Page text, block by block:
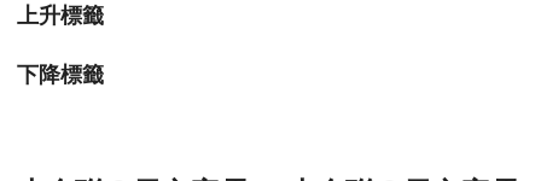
上升標籤
下降標籤